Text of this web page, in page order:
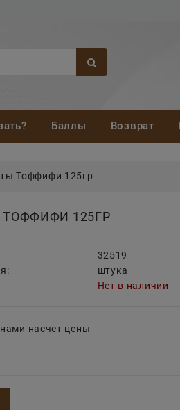
Баллы Возврат
Тоффифи 125гр
125ГР
32519
штука
Нет в наличии
насчет цены